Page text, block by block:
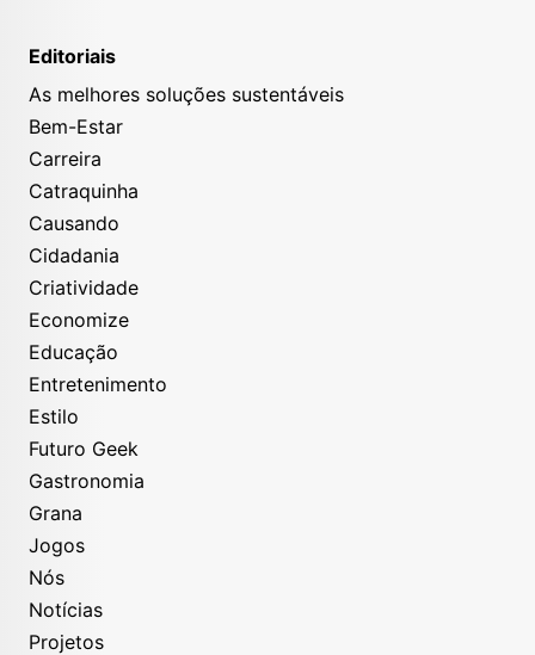
Editoriais
As melhores soluções sustentáveis
Bem-Estar
Carreira
Catraquinha
Causando
Cidadania
Criatividade
Economize
Educação
Entretenimento
Estilo
Futuro Geek
Gastronomia
Grana
Jogos
Nós
Notícias
Projetos